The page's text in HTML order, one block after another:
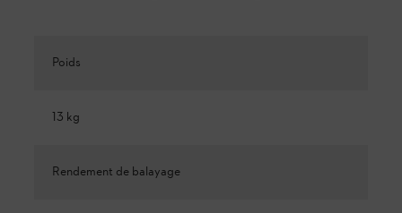
Poids
13 kg
Rendement de balayage